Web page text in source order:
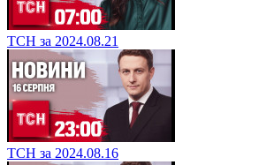
ТСН за 2024.08.21
ТСН за 2024.08.16